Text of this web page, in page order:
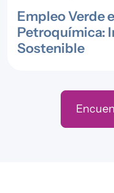
Empleo Verde
Petroquímica:
Sostenible